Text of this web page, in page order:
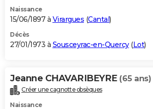
Naissance
15/06/1897 à Virargues (Cantal)
Décès
27/01/1973 à Sousceyrac-en-Quercy(Lot)
Jeanne CHAVARIBEYRE (65 ans)
Créer une cagnotte obsèques
Naissance